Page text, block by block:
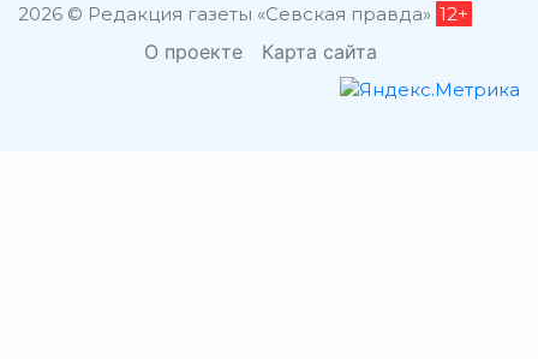
2026 © Редакция газеты «Севская правда» 12+
О проекте Карта сайта